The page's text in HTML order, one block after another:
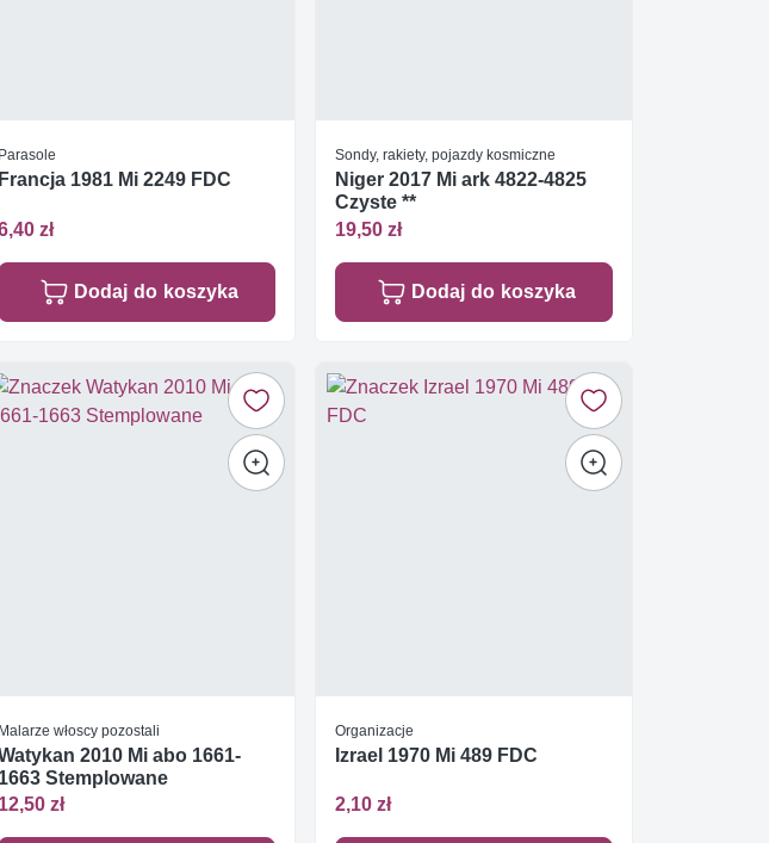
Parasole
Francja 1981 Mi 2249 FDC
zł
Dodaj do koszyka
Sondy, rakiety, pojazdy kosmiczne
Niger 2017 Mi ark 4822-4825
Czyste **
19,50 zł
Dodaj do koszyka
Malarze włoscy pozostali
2010 Mi abo 1661-
1663 Stemplowane
12,50 zł
Organizacje
Izrael 1970 Mi 489 FDC
2,10 zł